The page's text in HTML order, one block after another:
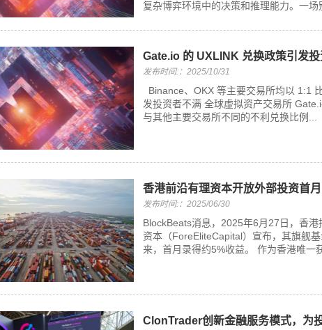
复杂博弈环境中的决策和推理能力。一场
Gate.io 的 UXLINK 兑换政策引发
发布时间:：2025/10/31
Binance、OKX 等主要交易所均以 1:1
发投资者不满 全球虚拟资产交易所
与其他主要交易所不同的不利兑换比例...
香港前沿有理资本开放外部投资首
发布时间:：2025/06/30
BlockBeats消息，2025年6月27日，香
资本（ForeEliteCapital）宣布，其旗舰
来，首月录得约5%收益。 作为香港唯一
ClonTrader创新金融服务模式，为